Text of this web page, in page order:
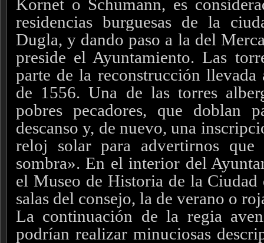
Kornet o Schumann, es
residencias burguesas de la
Dugla, y dando paso a la del
preside el Ayuntamiento. Las
parte de la reconstrucción
de 1556. Una de las torres
pobres pecadores, que doblan
descanso y, de nuevo, una
reloj solar para advertirnos que
sombra». En el interior del
el Museo de Historia de la Ciudad
salas del consejo, la de verano o
La continuación de la regia
podrían realizar minuciosas